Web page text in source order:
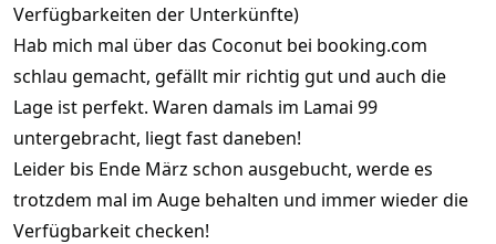
Verfügbarkeiten der Unterkünfte)
Hab mich mal über das Coconut bei booking.com
schlau gemacht, gefällt mir richtig gut und auch die
Lage ist perfekt. Waren damals im Lamai 99
untergebracht, liegt fast daneben!
Leider bis Ende März schon ausgebucht, werde es
trotzdem mal im Auge behalten und immer wieder die
Verfügbarkeit checken!